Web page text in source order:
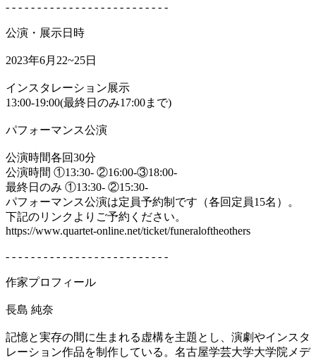
- - - - - - - - - - - - - - - - - - - - - - - - - -
公演・展示日時
2023年6月22~25日
インスタレーション展示
13:00-19:00(最終日のみ17:00まで)
パフォーマンス公演
公演時間各回30分
公演時間 ①13:30- ②16:00-③18:00-
最終日のみ ①13:30- ②15:30-
パフォーマンス公演は定員予約制です（各回定員15名）。
下記のリンクよりご予約ください。
https://www.quartet-online.net/ticket/funeraloftheothers
- - - - - - - - - - - - - - - - - - - - - - - - - -
作家プロフィール
長島 純奈
記憶と実存の間に生まれる虚構を主題とし、演劇やインスタ
レーション作品を制作している。名古屋学芸大学大学院メデ